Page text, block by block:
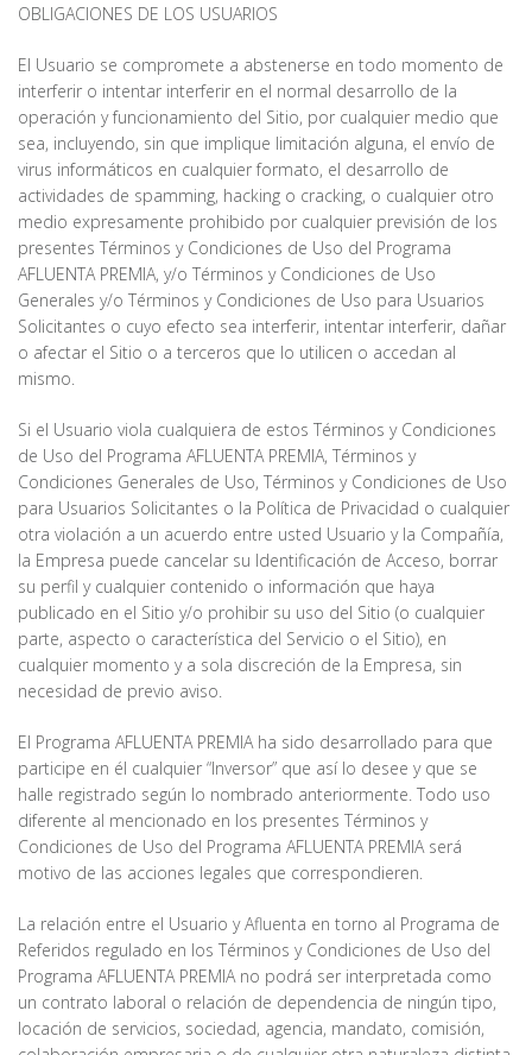
OBLIGACIONES DE LOS USUARIOS
El Usuario se compromete a abstenerse en todo momento de
interferir o intentar interferir en el normal desarrollo de la
operación y funcionamiento del Sitio, por cualquier medio que
sea, incluyendo, sin que implique limitación alguna, el envío de
virus informáticos en cualquier formato, el desarrollo de
actividades de spamming, hacking o cracking, o cualquier otro
medio expresamente prohibido por cualquier previsión de los
presentes Términos y Condiciones de Uso del Programa
AFLUENTA PREMIA, y/o Términos y Condiciones de Uso
Generales y/o Términos y Condiciones de Uso para Usuarios
Solicitantes o cuyo efecto sea interferir, intentar interferir, dañar
o afectar el Sitio o a terceros que lo utilicen o accedan al
mismo.
Si el Usuario viola cualquiera de estos Términos y Condiciones
de Uso del Programa AFLUENTA PREMIA, Términos y
Condiciones Generales de Uso, Términos y Condiciones de Uso
para Usuarios Solicitantes o la Política de Privacidad o cualquier
otra violación a un acuerdo entre usted Usuario y la Compañía,
la Empresa puede cancelar su Identificación de Acceso, borrar
su perfil y cualquier contenido o información que haya
publicado en el Sitio y/o prohibir su uso del Sitio (o cualquier
parte, aspecto o característica del Servicio o el Sitio), en
cualquier momento y a sola discreción de la Empresa, sin
necesidad de previo aviso.
El Programa AFLUENTA PREMIA ha sido desarrollado para que
participe en él cualquier “Inversor” que así lo desee y que se
halle registrado según lo nombrado anteriormente. Todo uso
diferente al mencionado en los presentes Términos y
Condiciones de Uso del Programa AFLUENTA PREMIA será
motivo de las acciones legales que correspondieren.
La relación entre el Usuario y Afluenta en torno al Programa de
Referidos regulado en los Términos y Condiciones de Uso del
Programa AFLUENTA PREMIA no podrá ser interpretada como
un contrato laboral o relación de dependencia de ningún tipo,
locación de servicios, sociedad, agencia, mandato, comisión,